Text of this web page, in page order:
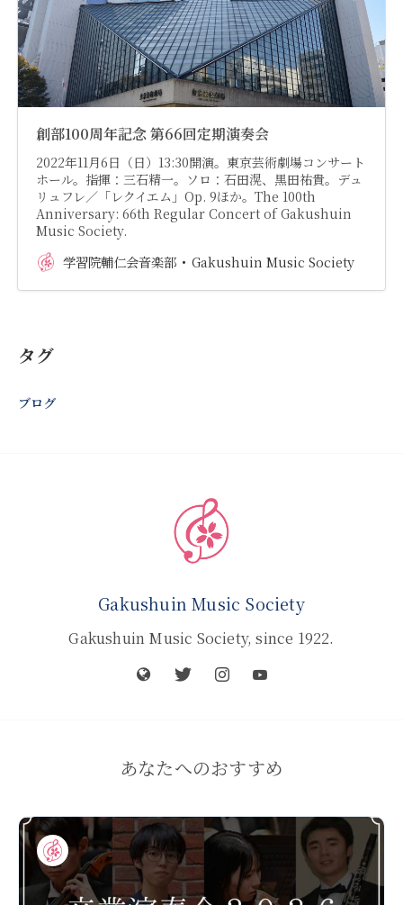
創部100周年記念 第66回定期演奏会
2022年11月6日（日）13:30開演。東京芸術劇場コンサート
ホール。指揮：三石精一。ソロ：石田滉、黒田祐貴。デュ
リュフレ／「レクイエム」Op. 9ほか。The 100th
Anniversary: 66th Regular Concert of Gakushuin
Music Society.
学習院輔仁会音楽部 Gakushuin Music Society
タグ
ブログ
Gakushuin Music Society
Gakushuin Music Society, since 1922.
あなたへのおすすめ